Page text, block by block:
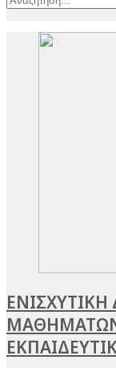
ΕΝΙΣΧΥΤΙΚΗ
ΜΑΘΗΜΑΤΩΝ